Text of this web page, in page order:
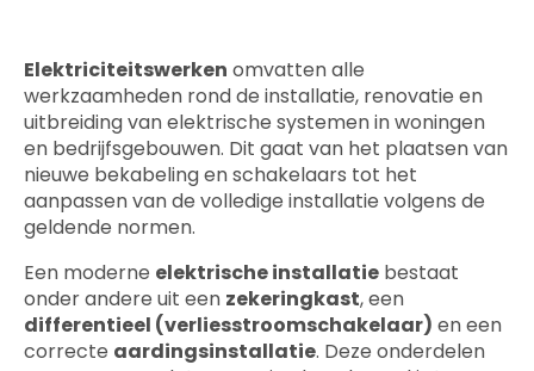
Elektriciteitswerken omvatten alle
werkzaamheden rond de installatie, renovatie en
uitbreiding van elektrische systemen in woningen
en bedrijfsgebouwen. Dit gaat van het plaatsen van
nieuwe bekabeling en schakelaars tot het
aanpassen van de volledige installatie volgens de
geldende normen.
Een moderne elektrische installatie bestaat
onder andere uit een zekeringkast, een
differentieel (verliesstroomschakelaar) en een
correcte aardingsinstallatie. Deze onderdelen